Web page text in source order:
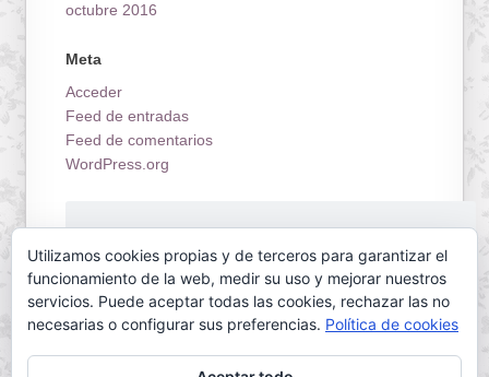
octubre 2016
Meta
Acceder
Feed de entradas
Feed de comentarios
WordPress.org
Utilizamos cookies propias y de terceros para garantizar el
funcionamiento de la web, medir su uso y mejorar nuestros
servicios. Puede aceptar todas las cookies, rechazar las no
necesarias o configurar sus preferencias. Política de cookies